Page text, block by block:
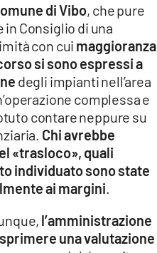
di Vibo, che pure
in Consiglio di una
con cui maggioranza
si sono espressi a
degli impianti nell’area
complessa e
contare neppure su
Chi avrebbe
«trasloco», quali
individuato sono state
ai margini
l’amministrazione
una valutazione